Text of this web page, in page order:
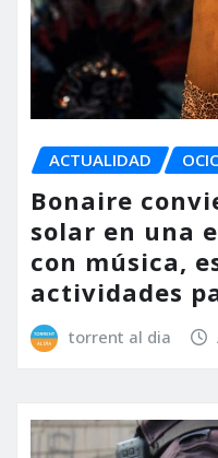
ACTUALIDAD
Bonaire
solar en una
con música,
actividades
torrent al dia